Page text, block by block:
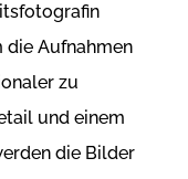
die Aufnahmen
zu
und einem
die Bilder